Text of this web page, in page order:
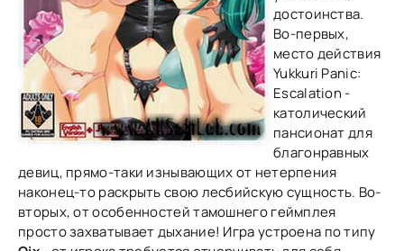
достоинства.
Во-первых,
место действия
Yukkuri Panic:
Escalation -
католический
пансионат для
благонравных
девиц, прямо-таки изнывающих от нетерпения
наконец-то раскрыть свою лесбийскую сущность. Во-
вторых, от особенностей тамошнего геймплея
просто захватывает дыхание! Игра устроена по типу